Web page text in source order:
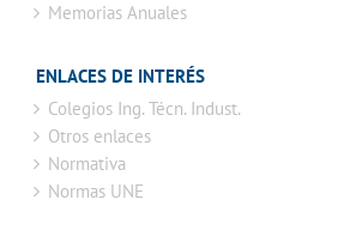
Memorias Anuales
ENLACES DE INTERÉS
Colegios Ing. Técn. Indust.
Otros enlaces
Normativa
Normas UNE